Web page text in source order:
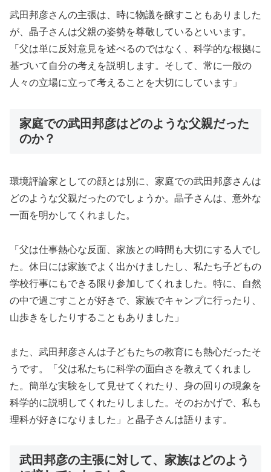
武田邦彦さんの主張は、時に物議を醸すこともありました
が、晶子さんは父親の姿勢を尊敬しているといいます。
「父は単に反対意見を述べるのではなく、科学的な根拠に
基づいて自分の考えを説明します。そして、常に一般の
人々の立場に立って考えることを大切にしています」
家庭での武田邦彦はどのような父親だった
のか？
環境評論家としての顔とは別に、家庭での武田邦彦さんは
どのような父親だったのでしょうか。晶子さんは、意外な
一面を明かしてくれました。
「父は仕事熱心な反面、家族との時間も大切にする人でし
た。休日には家族でよく出かけましたし、私たち子どもの
学校行事にもできる限り参加してくれました。特に、自然
の中で過ごすことが好きで、家族でキャンプに行ったり、
山歩きをしたりすることもありました」
また、武田邦彦さんは子どもたちの教育にも熱心だったそ
うです。「父は私たちに科学の面白さを教えてくれまし
た。簡単な実験をして見せてくれたり、身の回りの現象を
科学的に説明してくれたりしました。そのおかげで、私も
理科が好きになりました」と晶子さんは語ります。
武田邦彦の主張に対して、家族はどのよう